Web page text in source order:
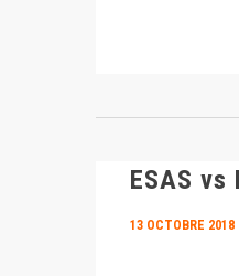
ESAS vs
13 OCTOBRE 2018